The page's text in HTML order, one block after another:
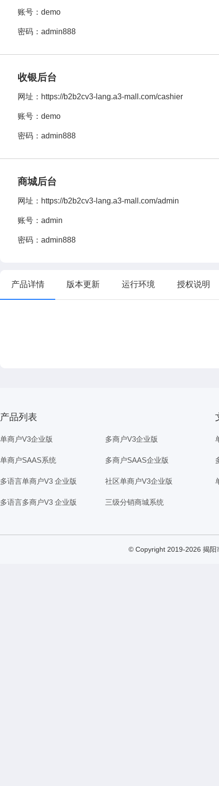
账号：demo
密码：admin888
收银后台
网址： https://b2b2cv3-lang.a3-mall.com/cashier
账号：demo
密码：admin888
商城后台
网址： https://b2b2cv3-lang.a3-mall.com/admin
账号：admin
密码：admin888
产品详情 版本更新 运行环境 授权说明
产品列表
单商户V3企业版 多商户V3企业版
单商户SAAS系统 多商户SAAS企业版
多语言单商户V3 企业版 社区单商户V3企业版
多语言多商户V3 企业版 三级分销商城系统
© Copyright 2019-2026 揭阳